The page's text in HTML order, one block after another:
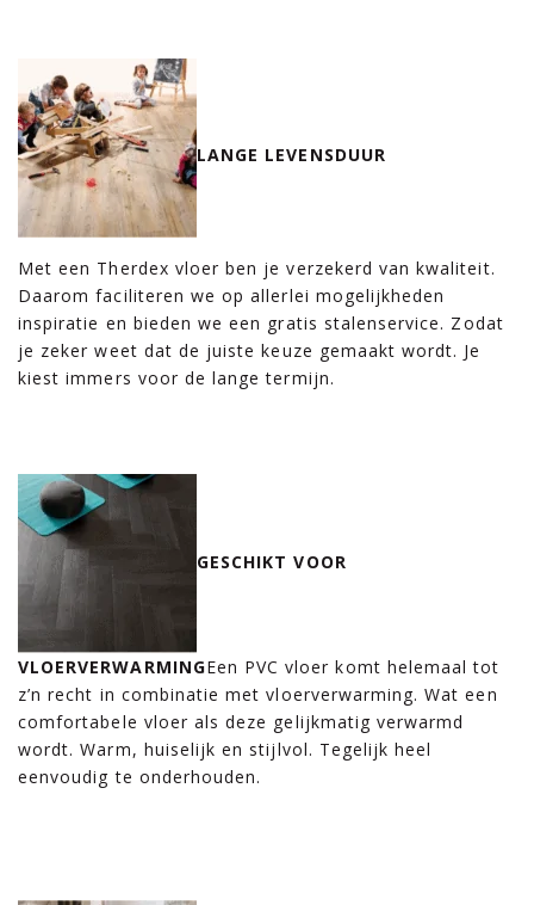
LANGE LEVENSDUUR
Met een Therdex vloer ben je verzekerd van kwaliteit.
Daarom faciliteren we op allerlei mogelijkheden
inspiratie en bieden we een gratis stalenservice. Zodat
je zeker weet dat de juiste keuze gemaakt wordt. Je
kiest immers voor de lange termijn.
GESCHIKT VOOR
VLOERVERWARMINGEen PVC vloer komt helemaal tot
z’n recht in combinatie met vloerverwarming. Wat een
comfortabele vloer als deze gelijkmatig verwarmd
wordt. Warm, huiselijk en stijlvol. Tegelijk heel
eenvoudig te onderhouden.